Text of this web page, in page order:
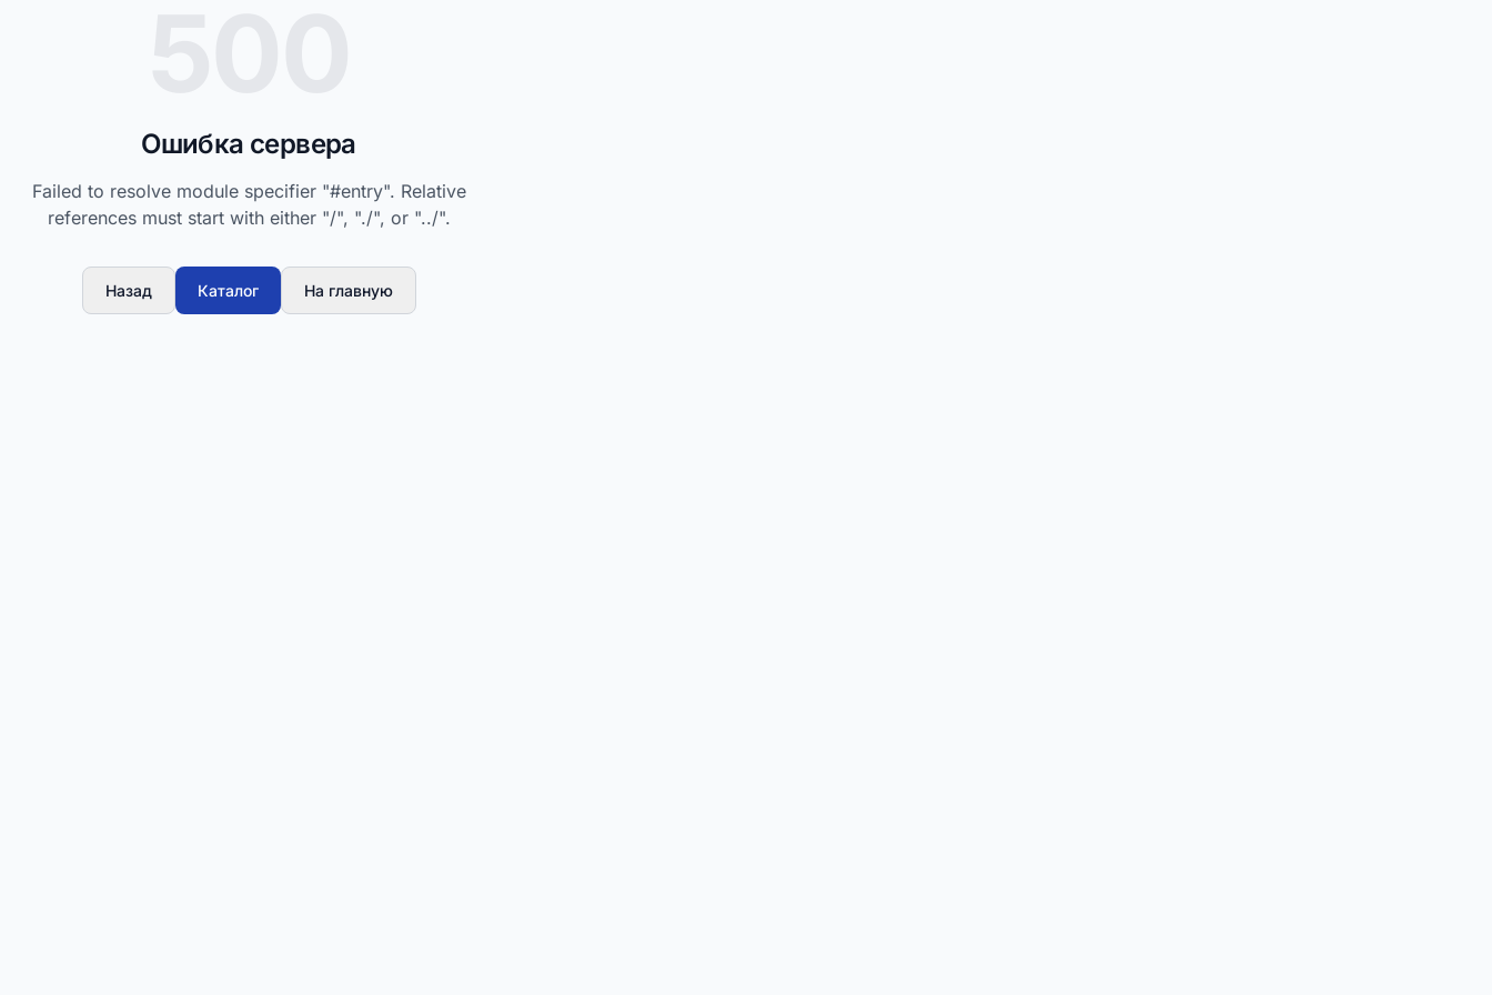
Ошибка сервера
Failed to resolve module specifier "#entry". Relative
references must start with either "/", "./", or "../".
Назад Каталог На главную